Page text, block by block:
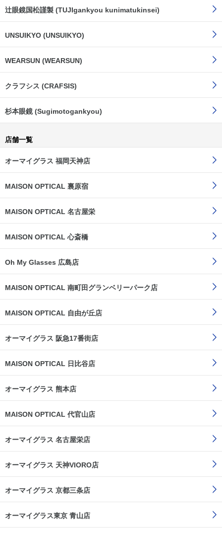
辻眼鏡国松謹製 (TUJIgankyou kunimatukinsei)
UNSUIKYO (UNSUIKYO)
WEARSUN (WEARSUN)
クラフシス (CRAFSIS)
杉本眼鏡 (Sugimotogankyou)
店舗一覧
オーマイグラス 福岡天神店
MAISON OPTICAL 裏原宿
MAISON OPTICAL 名古屋栄
MAISON OPTICAL 心斎橋
Oh My Glasses 広島店
MAISON OPTICAL 南町田グランベリーパーク店
MAISON OPTICAL 自由が丘店
オーマイグラス 阪急17番街店
MAISON OPTICAL 日比谷店
オーマイグラス 熊本店
MAISON OPTICAL 代官山店
オーマイグラス 名古屋栄店
オーマイグラス 天神VIORO店
オーマイグラス 京都三条店
オーマイグラス東京 青山店